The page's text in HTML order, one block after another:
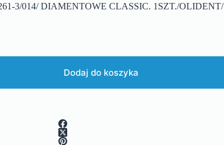
3/014/ DIAMENTOWE CLASSIC. 1SZT./OLIDENT/
Dodaj do koszyka